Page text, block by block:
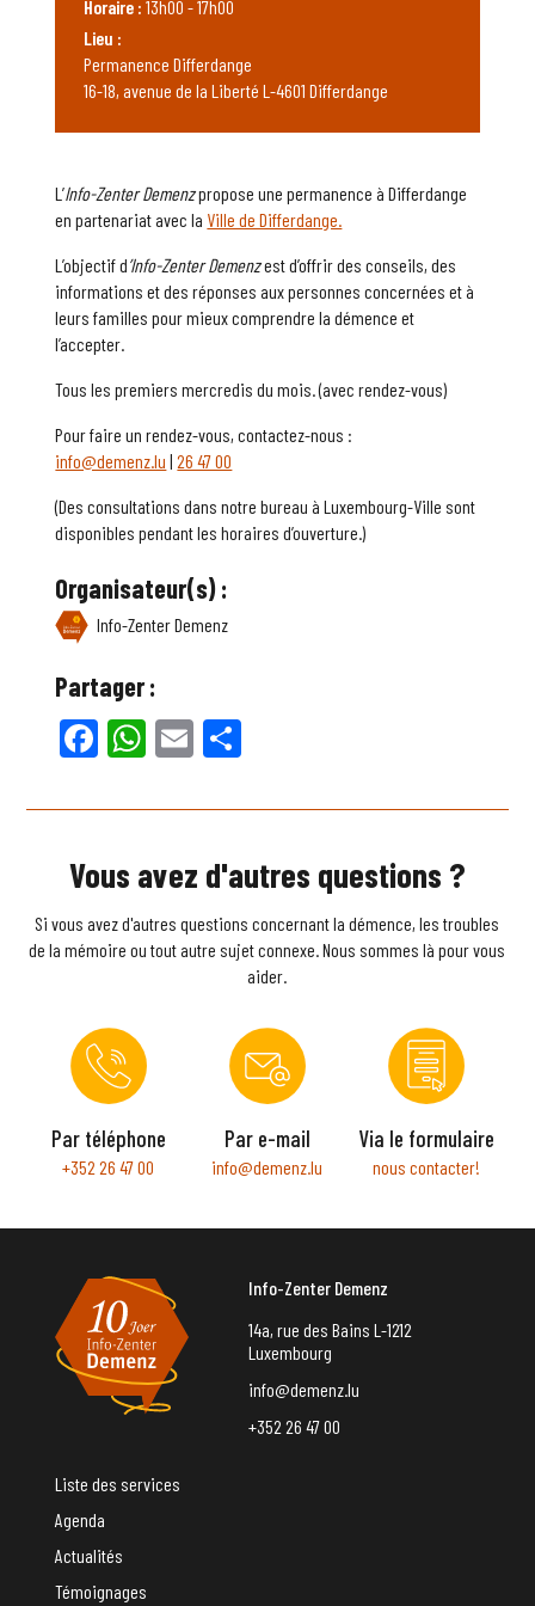
L’Info-Zenter Demenzpropose une permanence à Differdange
en partenariat avec la Ville de Differdange.
L’objectif d’Info-Zenter Demenzest d’offrir des conseils, des
informations et des réponses aux personnes concernées et à
leurs familles pour mieux comprendre la démence et
l’accepter.
Tous les premiers mercredis du mois. (avec rendez-vous)
Pour faire un rendez-vous, contactez-nous :
info@demenz.lu |26 47 00
(Des consultations dans notre bureau à Luxembourg-Ville sont
disponibles pendant les horaires d’ouverture.)
Organisateur(s) :
Info-Zenter Demenz
Partager :
Facebook
WhatsApp
Email
Horaire : 13h00 - 17h00
Lieu :
Permanence Differdange
16-18, avenue de la Liberté L-4601 Differdange
Vous avez d'autres questions ?
Si vous avez d'autres questions concernant la démence, les troubles
de la mémoire ou tout autre sujet connexe. Nous sommes là pour vous
aider.
Par téléphone
+352 26 47 00
Par e-mail
info@demenz.lu
Via le formulaire
nous contacter!
Info-Zenter Demenz
14a, rue des Bains L-1212
Luxembourg
info@demenz.lu
+352 26 47 00
Liste des services
Agenda
Actualités
Témoignages